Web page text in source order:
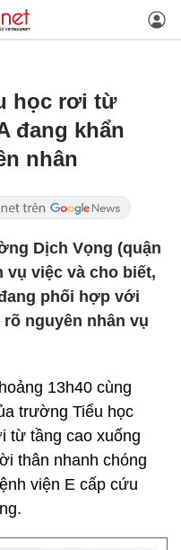
học rơi từ
đang khẩn
nhân
Dịch Vọng (quận
vụ việc và cho biết,
phối hợp với
nguyên nhân vụ
13h40 cùng
trường Tiểu học
từ tầng cao xuống
thân nhanh chóng
viện E cấp cứu